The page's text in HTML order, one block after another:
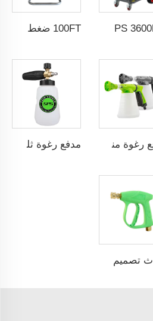
مدفع رغوة منخفض الضغط سعة 800مل يُوصل بالخراطيم، مدفع رغوة ثلجية لغسيل السيارات مدفع رغوة ثلجية سعة 1لتر بضغط عالٍ يصل إلى 5000PSI من SPS، مصنوع من السبائك، مخصص لغسيل السيارات